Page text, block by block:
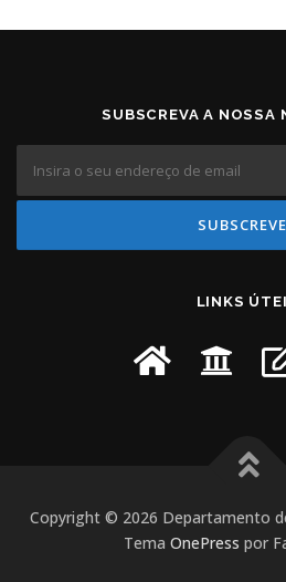
SUBSCREVA A NOSSA
LINKS
Copyright © 2026 Departamento
Tema OnePress por